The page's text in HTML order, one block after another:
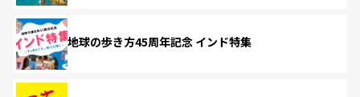
地球の歩き方45周年記念 インド特集